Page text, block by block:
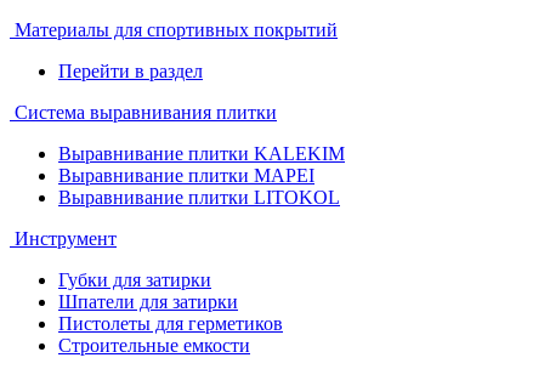
Материалы для спортивных покрытий
Перейти в раздел
Система выравнивания плитки
Выравнивание плитки KALEKIM
Выравнивание плитки MAPEI
Выравнивание плитки LITOKOL
Инструмент
Губки для затирки
Шпатели для затирки
Пистолеты для герметиков
Строительные емкости